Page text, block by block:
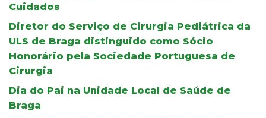
Cuidados
Diretor do Serviço de Cirurgia Pediátrica da
ULS de Braga distinguido como Sócio
Honorário pela Sociedade Portuguesa de
Cirurgia
Dia do Pai na Unidade Local de Saúde de
Braga